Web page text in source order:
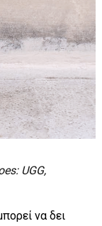
UGG,
να δει